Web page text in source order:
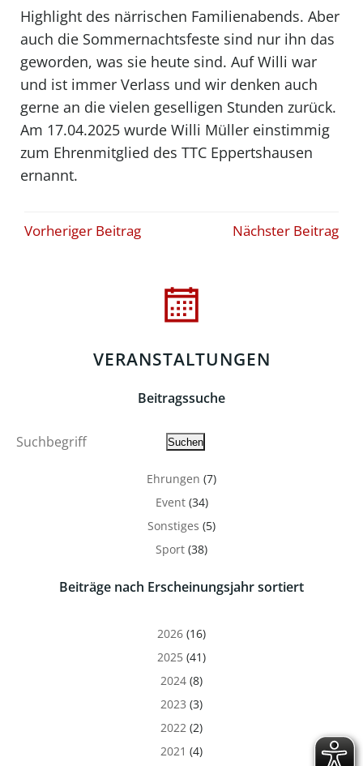
Highlight des närrischen Familienabends. Aber
auch die Sommernachtsfeste sind nur ihn das
geworden, was sie heute sind. Auf Willi war
und ist immer Verlass und wir denken auch
gerne an die vielen geselligen Stunden zurück.
Am 17.04.2025 wurde Willi Müller einstimmig
zum Ehrenmitglied des TTC Eppertshausen
ernannt.
Beitragsnavigation
Vorheriger Beitrag Nächster Beitrag
VERANSTALTUNGEN
Beitragssuche
Suchen
Ehrungen (7)
Event(34)
Sonstiges (5)
Sport (38)
Beiträge nach Erscheinungsjahr sortiert
2026 (16)
2025 (41)
2024 (8)
2023 (3)
2022 (2)
2021 (4)